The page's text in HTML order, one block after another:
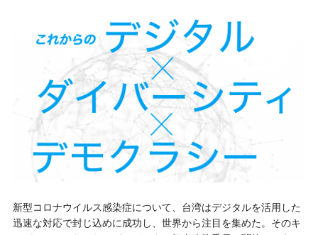
新型コロナウイルス感染症について、台湾はデジタルを活用した
迅速な対応で封じ込めに成功し、世界から注目を集めた。そのキ